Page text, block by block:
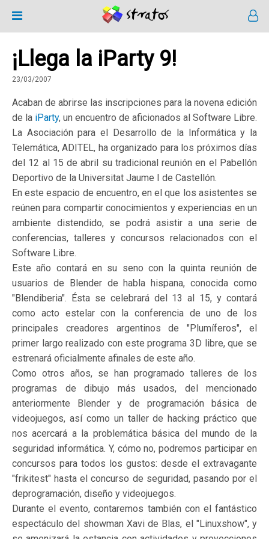
¡Llega la iParty 9!
23/03/2007
Acaban de abrirse las inscripciones para la novena edición
de la iParty, un encuentro de aficionados al Software Libre.
La Asociación para el Desarrollo de la Informática y la
Telemática, ADITEL, ha organizado para los próximos días
del 12 al 15 de abril su tradicional reunión en el Pabellón
Deportivo de la Universitat Jaume I de Castellón.
En este espacio de encuentro, en el que los asistentes se
reúnen para compartir conocimientos y experiencias en un
ambiente distendido, se podrá asistir a una serie de
conferencias, talleres y concursos relacionados con el
Software Libre.
Este año contará en su seno con la quinta reunión de
usuarios de Blender de habla hispana, conocida como
"Blendiberia". Ésta se celebrará del 13 al 15, y contará
como acto estelar con la conferencia de uno de los
principales creadores argentinos de "Plumíferos", el
primer largo realizado con este programa 3D libre, que se
estrenará oficialmente afinales de este año.
Como otros años, se han programado talleres de los
programas de dibujo más usados, del mencionado
anteriormente Blender y de programación básica de
videojuegos, así como un taller de hacking práctico que
nos acercará a la problemática básica del mundo de la
seguridad informática. Y, cómo no, podremos participar en
concursos para todos los gustos: desde el extravagante
"frikitest" hasta el concurso de seguridad, pasando por el
deprogramación, diseño y videojuegos.
Durante el evento, contaremos también con el fantástico
espectáculo del showman Xavi de Blas, el "Linuxshow", y